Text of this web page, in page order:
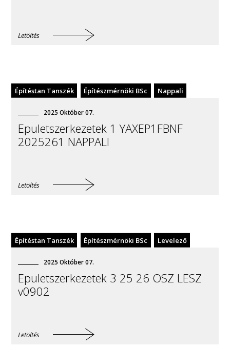
Letöltés
Építéstan Tanszék Építészmérnöki BSc Nappali
2025 Október 07.
Epuletszerkezetek 1 YAXEP1FBNF
2025261 NAPPALI
Letöltés
Építéstan Tanszék Építészmérnöki BSc Levelező
2025 Október 07.
Epuletszerkezetek 3 25 26 OSZ LESZ
v0902
Letöltés